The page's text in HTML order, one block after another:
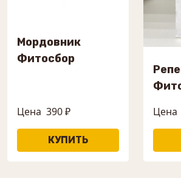
Мордовник
Фитосбор
Цена 390 ₽
Цена